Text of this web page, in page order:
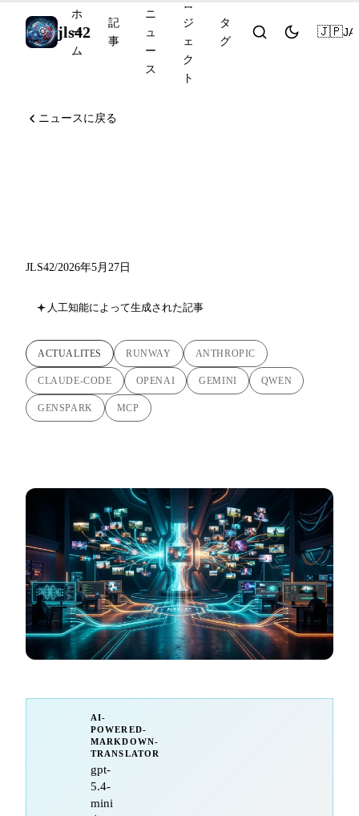
jls42
ホ
ー
ム
記
事
ニ
ュ
ー
ス
ロ
ジ
ェ
ク
ト
タ
グ
🇯🇵JA
ニュースに戻る
JLS42/2026年5月27日
人工知能によって生成された記事
ACTUALITES RUNWAY ANTHROPIC
CLAUDE-CODE OPENAI GEMINI QWEN
GENSPARK MCP
AI-
POWERED-
MARKDOWN-
TRANSLATOR
gpt-
5.4-
mini